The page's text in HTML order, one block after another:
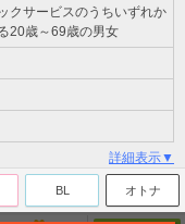
クサービスのうちいずれか
20歳～69歳の男女
詳細表示▼
BL オトナ